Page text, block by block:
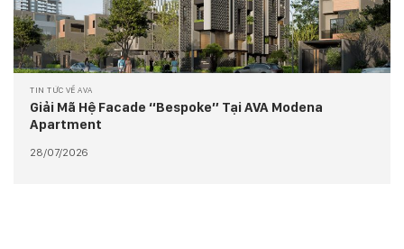
TIN TỨC VỀ AVA
Giải Mã Hệ Facade “Bespoke” Tại AVA Modena
Apartment
28/07/2026